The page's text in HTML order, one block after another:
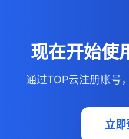
现在开始使
通过TOP云注册账号
立